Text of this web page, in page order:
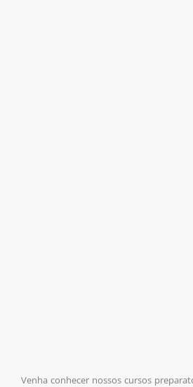
Venha conhecer nossos cursos